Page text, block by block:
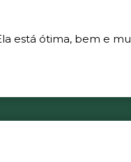
está ótima, bem e